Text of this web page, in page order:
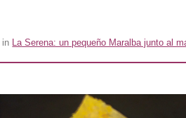
in La Serena: un pequeño Maralba junto al